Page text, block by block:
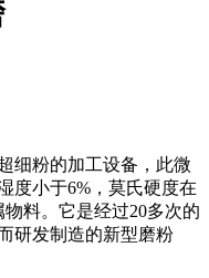
细粉的加工设备，此微
度小于6%，莫氏硬度在
料。它是经过20多次的
研发制造的新型磨粉